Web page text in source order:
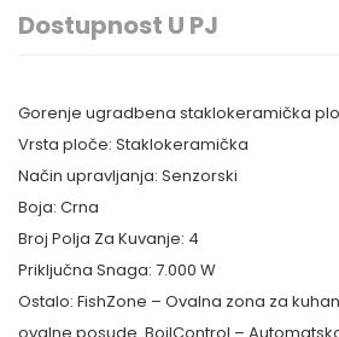
Dostupnost U PJ
Gorenje ugradbena staklokeramička
Vrsta ploče: Staklokeramička
Način upravljanja: Senzorski
Boja: Crna
Broj Polja Za Kuvanje: 4
Priključna Snaga: 7.000 W
Ostalo: FishZone – Ovalna zona za